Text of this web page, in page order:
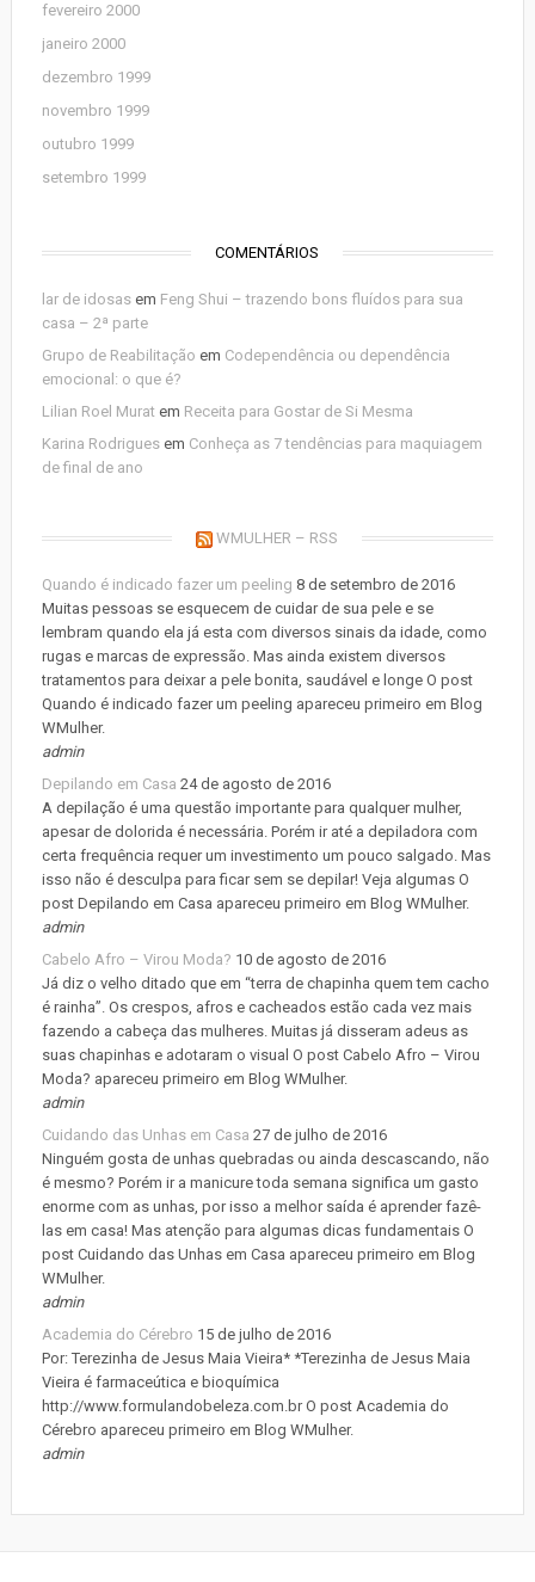
fevereiro 2000
janeiro 2000
dezembro 1999
novembro 1999
outubro 1999
setembro 1999
COMENTÁRIOS
lar de idosasem Feng Shui – trazendo bons fluídos para sua
casa – 2ª parte
Grupo de Reabilitação em Codependência ou dependência
emocional: o que é?
Lilian Roel Muratem Receita para Gostar de Si Mesma
Karina Rodriguesem Conheça as 7 tendências para maquiagem
de final de ano
WMULHER – RSS
Quando é indicado fazer um peeling 8 de setembro de 2016
Muitas pessoas se esquecem de cuidar de sua pele e se
lembram quando ela já esta com diversos sinais da idade, como
rugas e marcas de expressão. Mas ainda existem diversos
tratamentos para deixar a pele bonita, saudável e longe O post
Quando é indicado fazer um peeling apareceu primeiro em Blog
WMulher.
admin
Depilando em Casa 24 de agosto de 2016
A depilação é uma questão importante para qualquer mulher,
apesar de dolorida é necessária. Porém ir até a depiladora com
certa frequência requer um investimento um pouco salgado. Mas
isso não é desculpa para ficar sem se depilar! Veja algumas O
post Depilando em Casa apareceu primeiro em Blog WMulher.
admin
Cabelo Afro – Virou Moda? 10 de agosto de 2016
Já diz o velho ditado que em “terra de chapinha quem tem cacho
é rainha”. Os crespos, afros e cacheados estão cada vez mais
fazendo a cabeça das mulheres. Muitas já disseram adeus as
suas chapinhas e adotaram o visual O post Cabelo Afro – Virou
Moda? apareceu primeiro em Blog WMulher.
admin
Cuidando das Unhas em Casa 27 de julho de 2016
Ninguém gosta de unhas quebradas ou ainda descascando, não
é mesmo? Porém ir a manicure toda semana significa um gasto
enorme com as unhas, por isso a melhor saída é aprender fazê-
las em casa! Mas atenção para algumas dicas fundamentais O
post Cuidando das Unhas em Casa apareceu primeiro em Blog
WMulher.
admin
Academia do Cérebro 15 de julho de 2016
Por: Terezinha de Jesus Maia Vieira* *Terezinha de Jesus Maia
Vieira é farmaceútica e bioquímica
http://www.formulandobeleza.com.br O post Academia do
Cérebro apareceu primeiro em Blog WMulher.
admin